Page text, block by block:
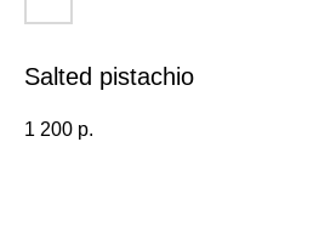
Salted pistachio
1 200 р.